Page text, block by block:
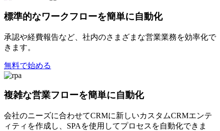
標準的なワークフローを簡単に自動化
承認や経費報告など、社内のさまざまな営業業務を効率化で
きます。
無料で始める
複雑な営業フローを簡単に自動化
会社のニーズに合わせてCRMに新しいカスタムCRMエンテ
ィティを作成し、SPAを使用してプロセスを自動化できま